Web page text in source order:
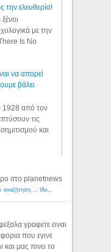
ελευθερία!
με την
Is No
να απορεί
βάλει
1928 από τον
τις
και
στο planetnews
γραφετε ειναι
που εγινε
μας πινει το